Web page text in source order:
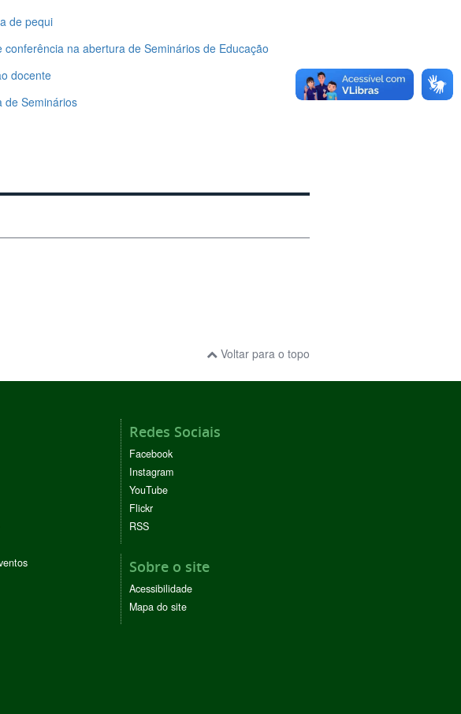
de pequi
na abertura de Seminários de Educação
docente
de Seminários
Voltar para o topo
Redes Sociais
Facebook
Instagram
YouTube
Flickr
RSS
Sobre o site
Acessibilidade
Mapa do site